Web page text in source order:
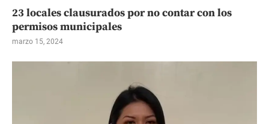
23 locales clausurados por no contar con los
permisos municipales
marzo 15, 2024